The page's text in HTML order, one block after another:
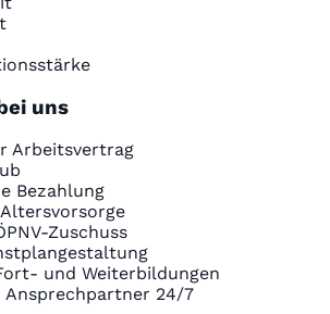
uns
Arbeitsvertrag
Bezahlung
Zuschuss
und Weiterbildungen
Ansprechpartner 24/7